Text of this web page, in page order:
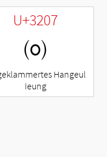
U+3207
㈇
Hangeul
Ieung